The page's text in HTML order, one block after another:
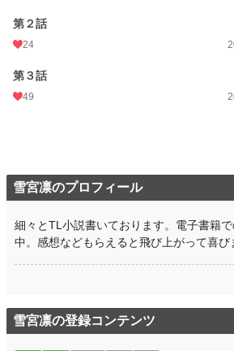
月間ポイント
第２話
24
第３話
49
雪宮凛のプロフィール
細々とTL小説書いております。電子書籍
中。感想などもらえると飛び上がって喜び
雪宮凛の登録コンテンツ